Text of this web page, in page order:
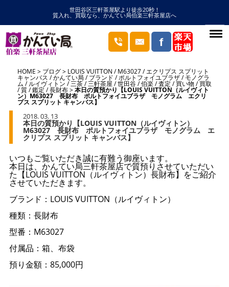
世田谷区三軒茶屋駅より徒歩20秒！
質入れ、買取なら、かんてい局伯楽三軒茶屋店へ
HOME ブログ LOUIS VUITTON /M63027/エクリプス スプリット
キャンバス /かんてい局 /ブランド /ポルトフォイユブラザ/モノグラ
ム /ルイヴィトン /三茶/三軒茶屋 /世田谷/伯楽/査定 /買い物 /買取
/質/鑑定/長財布 本日の質預かり【LOUIS VUITTON（ルイヴィト
ン）M63027 長財布 ポルトフォイユブラザ モノグラム エクリ
プス スプリット キャンバス】
2018. 03. 13
本日の質預かり【LOUIS VUITTON（ルイヴィトン）
M63027 長財布 ポルトフォイユブラザ モノグラム エ
クリプス スプリット キャンバス】
いつもご覧いただき誠に有難う御座います。
本日は、かんてい局三軒茶屋店で質預りさせていただい
た【LOUIS VUITTON（ルイヴィトン）長財布】をご紹介
させていただきます。
ブランド：LOUIS VUITTON（ルイヴィトン）
種類：長財布
型番：M63027
付属品：箱、布袋
預り金額：85,000円